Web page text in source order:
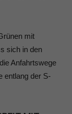
mit
sich in den
Anfahrtswege
entlang der S-